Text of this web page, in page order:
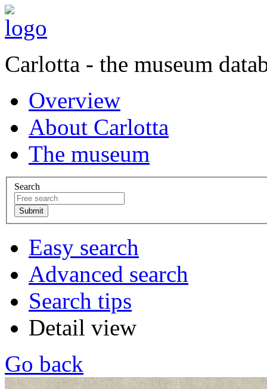
Carlotta - the museum
Overview
About Carlotta
The museum
Search
Easy search
Advanced search
Search tips
Detail view
Go back